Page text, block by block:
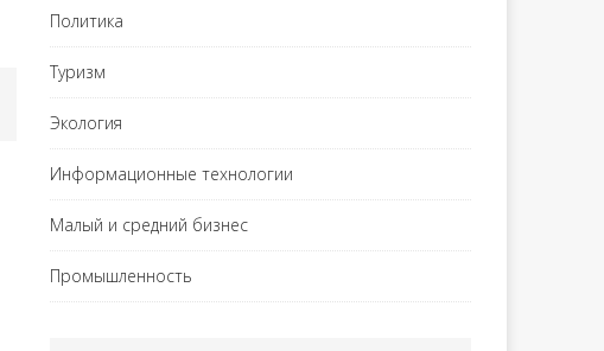
Политика
Туризм
Экология
Информационные технологии
Малый и средний бизнес
Промышленность